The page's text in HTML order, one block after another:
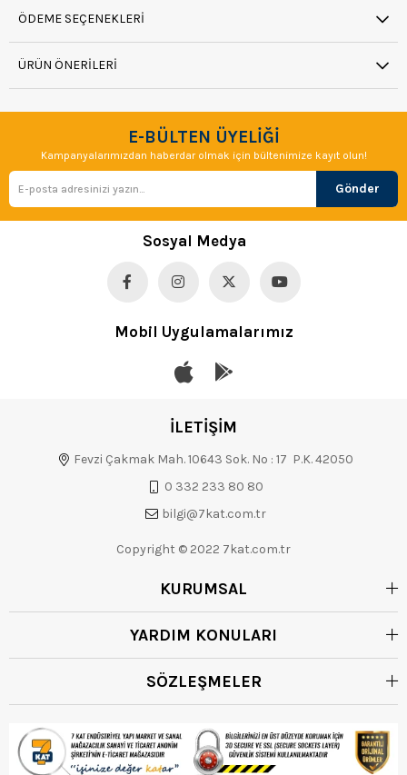
ÖDEME SEÇENEKLERI
ÜRÜN ÖNERILERI
E-BÜLTEN ÜYELİĞİ
Kampanyalarımızdan haberdar olmak için bültenimize kayıt olun!
Gönder
Sosyal Medya
Mobil Uygulamalarımız
İLETİŞİM
Fevzi Çakmak Mah. 10643 Sok. No : 17 P.K. 42050
0 332 233 80 80
bilgi@7kat.com.tr
Copyright © 2022 7kat.com.tr
KURUMSAL
YARDIM KONULARI
SÖZLEŞMELER